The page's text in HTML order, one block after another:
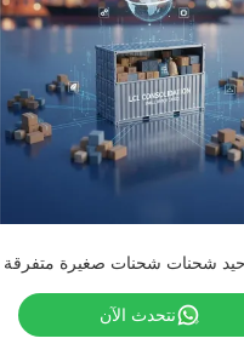
شحنات شحنات صغيرة متفرقة
نتحدث الآن